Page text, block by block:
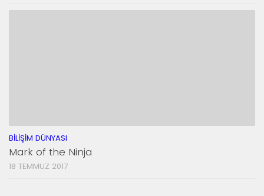
BILIŞIM DÜNYASI
Mark of the Ninja
18 TEMMUZ 2017